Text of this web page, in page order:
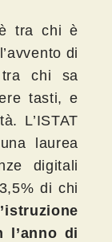
tra chi è
di
chi sa
tasti, e
L’ISTAT
laurea
digitali
di chi
l’anno di